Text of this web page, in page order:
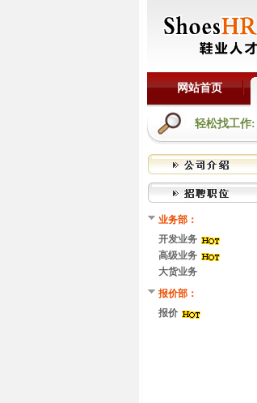
网站首页
轻松找工作:
业务部：
开发业务
高级业务
大货业务
报价部：
报价